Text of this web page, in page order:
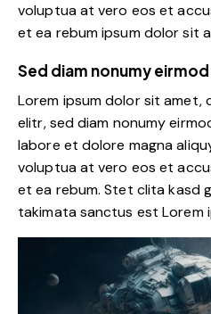
voluptua at vero eos et
et ea rebum ipsum dolor sit
Sed diam nonumy
Lorem ipsum dolor sit amet,
elitr, sed diam nonumy
labore et dolore magna
voluptua at vero eos et
et ea rebum. Stet clita kasd
takimata sanctus est Lorem